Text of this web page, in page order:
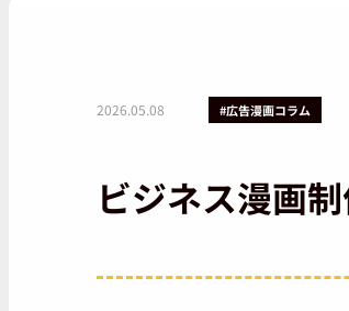
2026.05.08 #広告漫画コラム
ビジネス漫画